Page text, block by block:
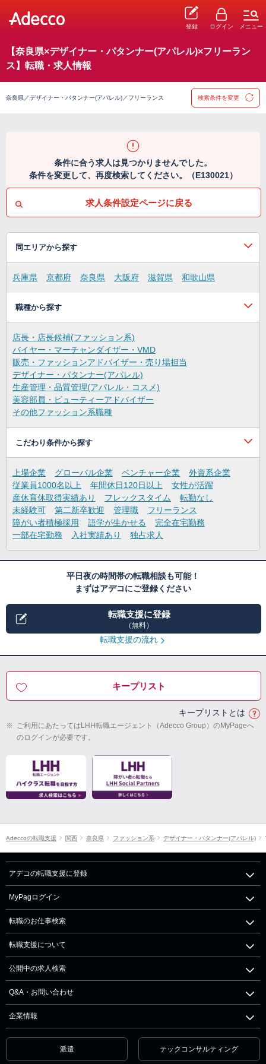
登録 ログイン メニュー
【奈良県×デザイナー・パタンナー(アパレル)×フリーラン
ス】転職・求人情報
奈良県／デザイナー・パタンナー(アパレル)／フリーランス 検索条件を変更
条件に合う求人は見つかりませんでした。
条件を変更して、再度検索してください。（E130021）
求人条件設定ページに戻る
同エリアから探す
兵庫県 京都府 奈良県 大阪府 滋賀県 和歌山県
職種から探す
店長・店長候補(ファッション系)
バイヤー・マーチャンダイザー・VMD
販売・ファッションアドバイザー・売り場担当
デザイナー・パタンナー(アパレル)
生産管理・品質管理(アパレル・コスメ)
美容部員・ビューティーアドバイザー
その他ファッション系職種
こだわり条件から探す
上場企業 グローバル企業 ベンチャー企業
外資系企業
従業員1000名以上
年間休日120日以上
女性が活躍
産休育休取得実績あり
フレックスタイム
転勤なし
未経験可
第二新卒歓迎 管理職
フリーランス
障がい者積極採用
語学が生かせる
完全在宅勤務
一部在宅勤務
入社実績あり 独占求人
平日夜の時間帯の転職相談も可能！
まずはアデコにご登録ください
転職支援に登録
（無料）
転職支援の流れ
キープリスト
キープリストとは
※ ご利用にあたってはLHH転職エージェント（Adecco Group）のMyPageへ
のログインが必要です。
Adeccoの転職支援 関西 奈良県 ファッション系 デザイナー・パタンナー(アパレル)
アデコの転職支援に登録
MyPagログイン
転職のお仕事検索
転職支援について
公開中の求人検索
Q&A・お問い合わせ
企業情報
派遣 テックコンサルティング